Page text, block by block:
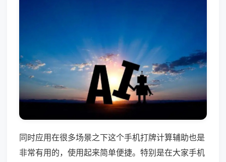
同时应用在很多场景之下这个手机打牌计算辅助也是
非常有用的，使用起来简单便捷。特别是在大家手机